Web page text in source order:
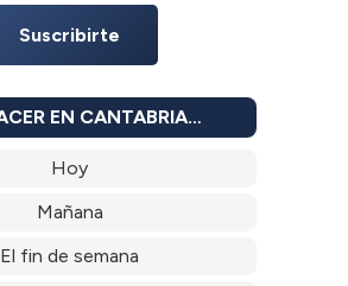
Suscribirte
EN CANTABRIA…
Hoy
Mañana
El fin de semana